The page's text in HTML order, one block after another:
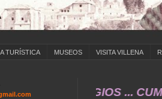
TURÍSTICA MUSEOS VISITA VILLENA
...